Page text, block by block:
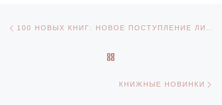
Навигация по записям
КНИЖНЫЕ НОВИНКИ